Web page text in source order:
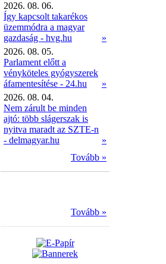
2026. 08. 06.
Így kapcsolt takarékos
üzemmódra a magyar
gazdaság - hvg.hu
»
2026. 08. 05.
Parlament előtt a
vényköteles gyógyszerek
áfamentesítése - 24.hu
»
2026. 08. 04.
Nem zárult be minden
ajtó: több slágerszak is
nyitva maradt az SZTE-n
- delmagyar.hu
»
Tovább »
Tovább »